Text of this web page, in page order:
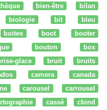
bien-être
bilan
biologie bit
bleu
boites boot
booter
bouton
box
glace bruit
bruits
camera
canada
carousel
carrousel
cassé
cbind